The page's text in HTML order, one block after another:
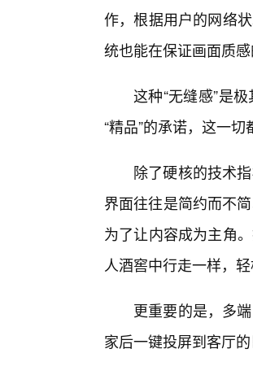
作，根据用户的网络
统也能在保证画面质
这种“无缝感”是
“精品”的承诺，这一切
除了硬核的技术
界面往往是简约而不
为了让内容成为主角
人酒窖中行走一样，
更重要的是，多
家后一键投屏到客厅